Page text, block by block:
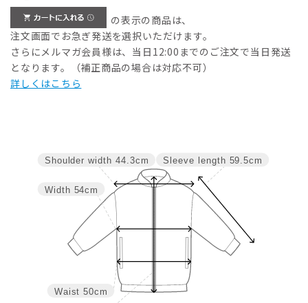
の表示の商品は、
注文画面でお急ぎ発送を選択いただけます。
さらにメルマガ会員様は、当日12:00までのご注文で当日発送
となります。（補正商品の場合は対応不可）
詳しくはこちら
Sleeve length 59.5cm
Waist 50cm
Width 54cm
Shoulder width 44.3cm